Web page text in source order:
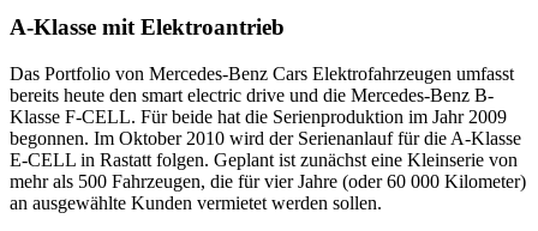
A-Klasse mit Elektroantrieb
Das Portfolio von Mercedes-Benz Cars Elektrofahrzeugen umfasst
bereits heute den smart electric drive und die Mercedes-Benz B-
Klasse F-CELL. Für beide hat die Serienproduktion im Jahr 2009
begonnen. Im Oktober 2010 wird der Serienanlauf für die A-Klasse
E-CELL in Rastatt folgen. Geplant ist zunächst eine Kleinserie von
mehr als 500 Fahrzeugen, die für vier Jahre (oder 60 000 Kilometer)
an ausgewählte Kunden vermietet werden sollen.